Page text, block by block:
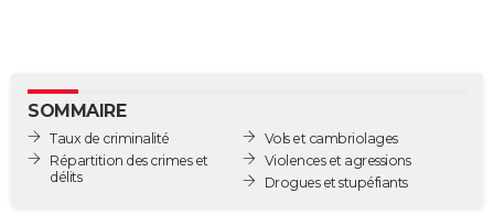
BONS PLANS
CARTE DE VOEUX
SOMMAIRE
Taux de criminalité
Répartition des crimes et
délits
Vols et cambriolages
Violences et agressions
Drogues et stupéfiants